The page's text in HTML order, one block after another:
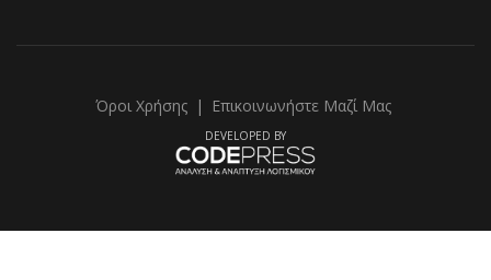
Όροι Χρήσης | Επικοινωνήστε Μαζί Μας
DEVELOPED BY